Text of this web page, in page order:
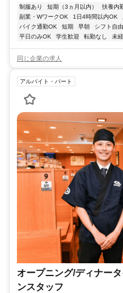
制服あり 短期（3ヵ月以内） 扶養内
副業・WワークOK
1日4時間以内OK
バイク通勤OK
短期 早朝 シフト自由
平日のみOK
学生歓迎 転勤なし 未
同じ企業の求人
アルバイト・パート
オープニング/ディナー
ンスタッフ